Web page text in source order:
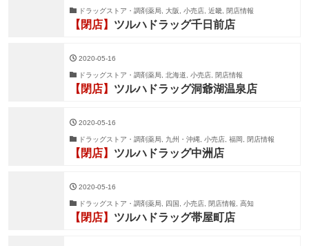
ドラッグストア・調剤薬局, 大阪, 小売店, 近畿, 閉店情報
【閉店】 ツルハドラッグ千日前店
2020-05-16
ドラッグストア・調剤薬局, 北海道, 小売店, 閉店情報
【閉店】 ツルハドラッグ洞爺湖温泉店
2020-05-16
ドラッグストア・調剤薬局, 九州・沖縄, 小売店, 福岡, 閉店情報
【閉店】 ツルハドラッグ中洲店
2020-05-16
ドラッグストア・調剤薬局, 四国, 小売店, 閉店情報, 高知
【閉店】 ツルハドラッグ帯屋町店